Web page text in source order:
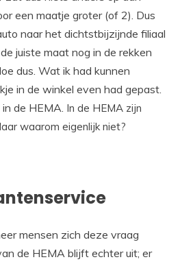
een maatje groter (of 2). Dus
naar het dichtstbijzijnde filiaal
juiste maat nog in de rekken
dus. Wat ik had kunnen
in de winkel even had gepast.
de HEMA. In de HEMA zijn
waarom eigenlijk niet?
mensen zich deze vraag
de HEMA blijft echter uit; er